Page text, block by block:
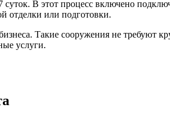
В этот процесс включено
отделки или подготовки.
Такие сооружения не требуют
услуги.